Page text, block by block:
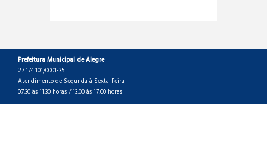
Prefeitura Municipal de Alegre
27.174.101/0001-35
Atendimento de Segunda à Sexta-Feira
07:30 às 11:30 horas / 13:00 às 17:00 horas